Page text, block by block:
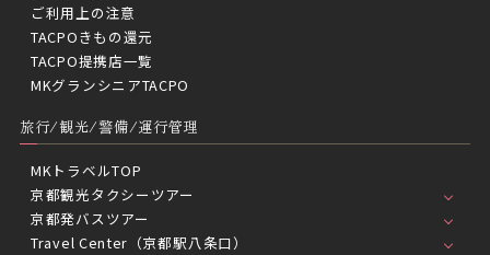
ご利用上の注意
TACPOきもの還元
TACPO提携店一覧
MKグランシニアTACPO
旅行/観光/警備/運行管理
MKトラベルTOP
京都観光タクシーツアー
京都発バスツアー
Travel Center（京都駅八条口）